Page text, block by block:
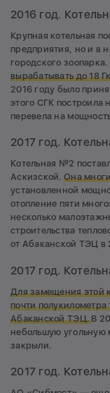
2016 год.
Крупная котельная
предприятия, но и в
городского зоопарка.
вырабатывать до 18
2016 году было
этого СГК построила
перевела на
2017 год.
Котельная №2
Аскизской. Она
установленной
отопление пяти
несколько
строительства
от Абаканской ТЭЦ в
2017 год.
Для замещения этой
почти полукилометра
Абаканской ТЭЦ. В
небольшую угольную
закрыли.
2017 год.